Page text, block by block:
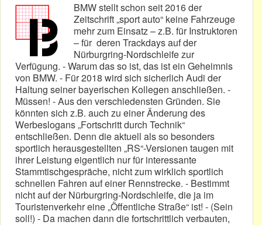
BMW stellt schon seit 2016 der
Zeitschrift „sport auto“ keine Fahrzeuge
mehr zum Einsatz – z.B. für Instruktoren
– für deren Trackdays auf der
Nürburgring-Nordschleife zur
Verfügung. - Warum das so ist, das ist ein Geheimnis
von BMW. - Für 2018 wird sich sicherlich Audi der
Haltung seiner bayerischen Kollegen anschließen. -
Müssen! - Aus den verschiedensten Gründen. Sie
könnten sich z.B. auch zu einer Änderung des
Werbeslogans „Fortschritt durch Technik“
entschließen. Denn die aktuell als so besonders
sportlich herausgestellten „RS“-Versionen taugen mit
ihrer Leistung eigentlich nur für interessante
Stammtischgespräche, nicht zum wirklich sportlich
schnellen Fahren auf einer Rennstrecke. - Bestimmt
nicht auf der Nürburgring-Nordschleife, die ja im
Touristenverkehr eine „Öffentliche Straße“ ist! - (Sein
soll!) - Da machen dann die fortschrittlich verbauten,